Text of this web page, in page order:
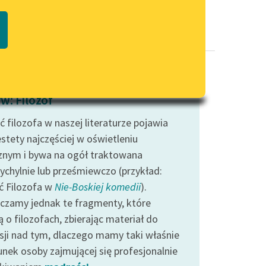
PDF
wrażliwych
Deklaracja dostępności
Filozof
filozofa w naszej literaturze pojawia
najczęściej w oświetleniu
i bywa na ogół traktowana
lub prześmiewczo (przykład:
Filozofa wNie-Boskiej komedii).
jednak te fragmenty, które
o filozofach, zbierając materiał do
nad tym, dlaczego mamy taki właśnie
osoby zajmującej się profesjonalnie